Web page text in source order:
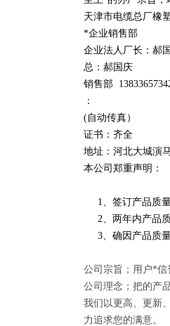
天津市电缆总厂橡
*企业销售部
企业法人厂长：郝
总：郝国庆
销售部 13833
：
(自动传真）
证书：齐全
地址：河北大城演
本公司郑重声明：
1、签订产品质量
2、两年内产品质
3、确因产品质量
公司宗旨；用户*
公司理念；把的产
我们以更高、更新
力追求您的满意。